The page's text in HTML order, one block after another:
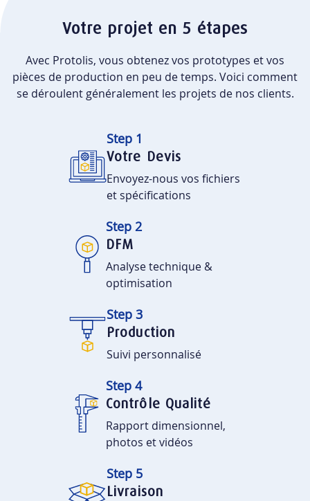
Votre projet en 5 étapes
Avec Protolis, vous obtenez vos prototypes et vos
pièces de production en peu de temps. Voici comment
se déroulent généralement les projets de nos clients.
Step 1
Votre Devis
Envoyez-nous vos fichiers
et spécifications
Step 2
DFM
Analyse technique &
optimisation
Step 3
Production
Suivi personnalisé
Step 4
Contrôle Qualité
Rapport dimensionnel,
photos et vidéos
Step 5
Livraison